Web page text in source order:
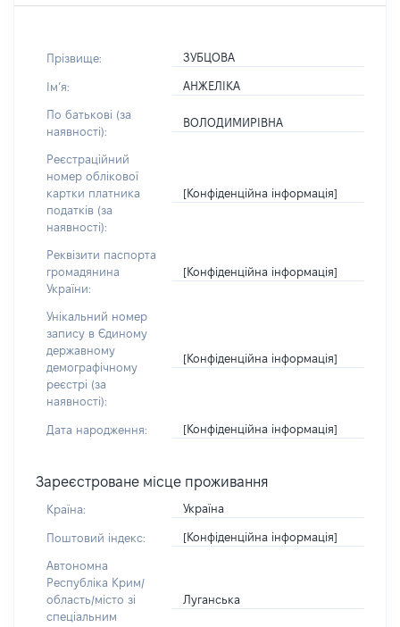
Прізвище: ЗУБЦОВА
Імʼя: АНЖЕЛІКА
По батькові (за
наявності):
ВОЛОДИМИРІВНА
Реєстраційний
номер облікової
картки платника
податків (за
наявності):
[Конфіденційна інформація]
Реквізити паспорта
громадянина
України:
[Конфіденційна інформація]
Унікальний номер
запису в Єдиному
державному
демографічному
реєстрі (за
наявності):
[Конфіденційна інформація]
Дата народження: [Конфіденційна інформація]
Зареєстроване місце проживання
Країна: Україна
Поштовий індекс: [Конфіденційна інформація]
Автономна
Республіка Крим/
область/місто зі
спеціальним
Луганська